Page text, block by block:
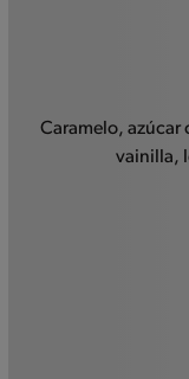
Caramelo,
vainilla,